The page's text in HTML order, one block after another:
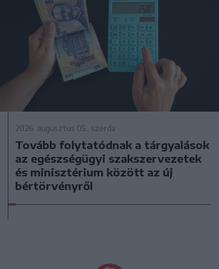
2026. augusztus 05., szerda
Tovább folytatódnak a tárgyalások
az egészségügyi szakszervezetek
és minisztérium között az új
bértörvényről